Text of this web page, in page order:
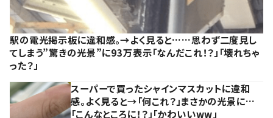
駅の電光掲示板に違和感。→よく見ると……思わず二度見し
てしまう”驚きの光景”に93万表示「なんだこれ！？」「壊れちゃ
った？」
スーパーで買ったシャインマスカットに違和
感。よく見ると→「何これ？」まさかの光景に…
「こんなところに！？」「かわいいww」